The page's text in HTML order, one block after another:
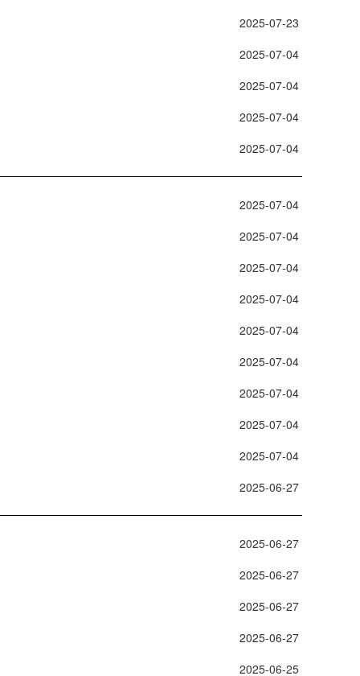
2025-07-23
2025-07-04
2025-07-04
2025-07-04
2025-07-04
2025-07-04
2025-07-04
2025-07-04
2025-07-04
2025-07-04
2025-07-04
2025-07-04
2025-07-04
2025-07-04
2025-06-27
2025-06-27
2025-06-27
2025-06-27
2025-06-27
2025-06-25